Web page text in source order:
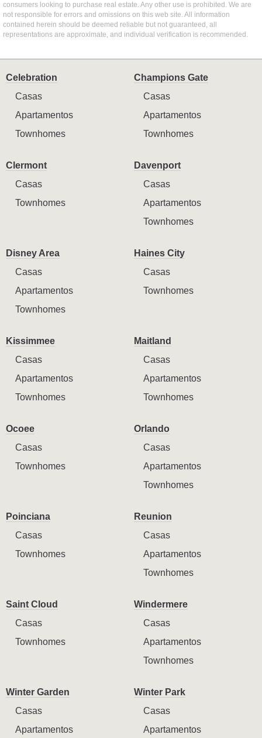
consumers looking to purchase real estate. Any other use is prohibited. We are
not responsible for errors and omissions on this web site. All information
contained herein should be deemed reliable but not guaranteed, all
representations are approximate, and individual verification is recommended.
Celebration
Casas
Apartamentos
Townhomes
Champions Gate
Casas
Apartamentos
Townhomes
Clermont
Casas
Townhomes
Davenport
Casas
Apartamentos
Townhomes
Disney Area
Casas
Apartamentos
Townhomes
Haines City
Casas
Townhomes
Kissimmee
Casas
Apartamentos
Townhomes
Maitland
Casas
Apartamentos
Townhomes
Ocoee
Casas
Townhomes
Orlando
Casas
Apartamentos
Townhomes
Poinciana
Casas
Townhomes
Reunion
Casas
Apartamentos
Townhomes
Saint Cloud
Casas
Townhomes
Windermere
Casas
Apartamentos
Townhomes
Winter Garden
Casas
Apartamentos
Winter Park
Casas
Apartamentos